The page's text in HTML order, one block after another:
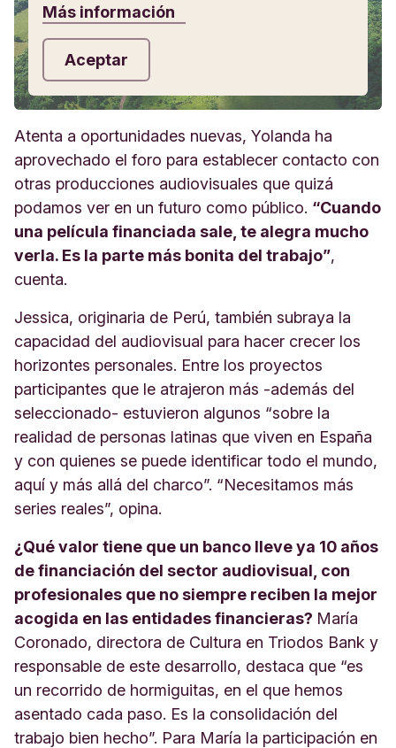
Más información
Aceptar
Atenta a oportunidades nuevas, Yolanda ha
aprovechado el foro para establecer contacto con
otras producciones audiovisuales que quizá
podamos ver en un futuro como público. “Cuando
una película financiada sale, te alegra mucho
verla. Es la parte más bonita del trabajo”,
cuenta.
Jessica, originaria de Perú, también subraya la
capacidad del audiovisual para hacer crecer los
horizontes personales. Entre los proyectos
participantes que le atrajeron más -además del
seleccionado- estuvieron algunos “sobre la
realidad de personas latinas que viven en España
y con quienes se puede identificar todo el mundo,
aquí y más allá del charco”. “Necesitamos más
series reales”, opina.
¿Qué valor tiene que un banco lleve ya 10 años
de financiación del sector audiovisual, con
profesionales que no siempre reciben la mejor
acogida en las entidades financieras? María
Coronado, directora de Cultura en Triodos Bank y
responsable de este desarrollo, destaca que “es
un recorrido de hormiguitas, en el que hemos
asentado cada paso. Es la consolidación del
trabajo bien hecho”. Para María la participación en